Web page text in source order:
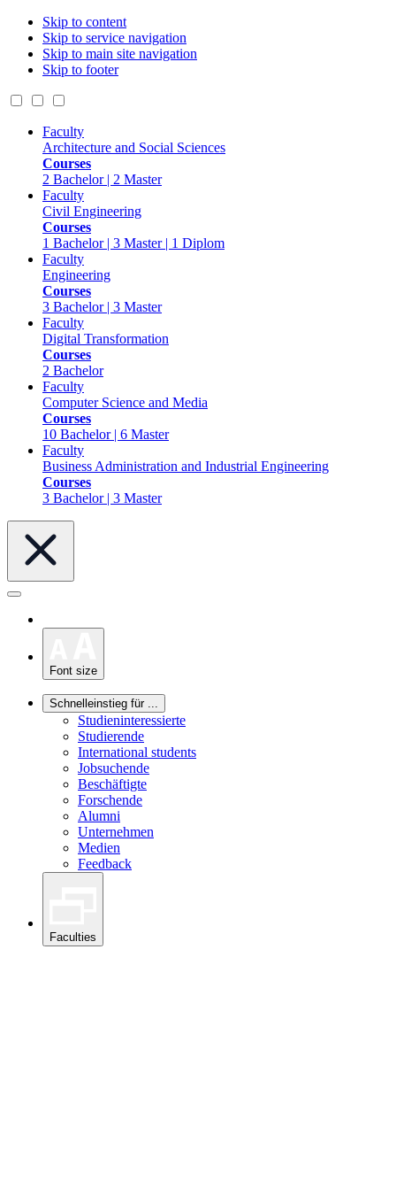
Skip to content
Skip to service navigation
Skip to main site navigation
Skip to footer
Faculty
Architecture and Social Sciences
Courses
2 Bachelor | 2 Master
Faculty
Civil Engineering
Courses
1 Bachelor | 3 Master | 1 Diplom
Faculty
Engineering
Courses
3 Bachelor | 3 Master
Faculty
Digital Transformation
Courses
2 Bachelor
Faculty
Computer Science and Media
Courses
10 Bachelor | 6 Master
Faculty
Business Administration and Industrial Engineering
Courses
3 Bachelor | 3 Master
Font size
Schnelleinstieg für ...
Studieninteressierte
Studierende
International students
Jobsuchende
Beschäftigte
Forschende
Alumni
Unternehmen
Medien
Feedback
Faculties